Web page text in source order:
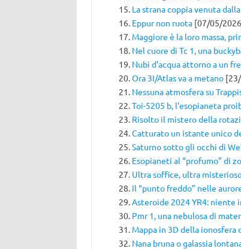
La strana coppia venuta
Eppur non ruota[07/05/
Maggiore è la loro massa,
Nel cuore di Tc 1, una
Nubi d’acqua attorno a un
Ora 3I/Atlas va a metano[23/
Nessuna atmosfera su
Toi-5205 b, l’esopianeta
Risolto il mistero della
Catturato un istante unico
Saturno sotto gli occhi di
Esopianeti al “profumo” di
Ultra soffice, ultra
Il “punto freddo” nelle
Asteroide 2024 YR4: niente
Pmr 1, una nebulosa di
Mappa in 3D della ionosfera
Nana bruna o galassia